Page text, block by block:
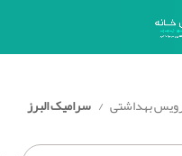
بهداشتی سرامیک البرز